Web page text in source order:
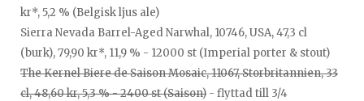
kr*, 5,2 % (Belgisk ljus ale)
Sierra Nevada Barrel-Aged Narwhal, 10746, USA, 47,3 cl
(burk), 79,90 kr*, 11,9 % - 12000 st (Imperial porter & stout)
The Kernel Biere de Saison Mosaic, 11067, Storbritannien, 33
cl, 48,60 kr, 5,3 % - 2400 st (Saison) - flyttad till 3/4